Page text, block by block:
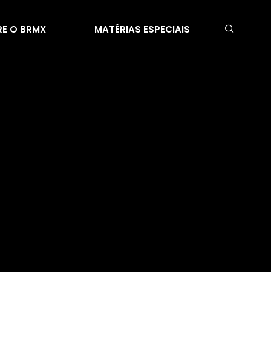
O BRMX MATÉRIAS ESPECIAIS